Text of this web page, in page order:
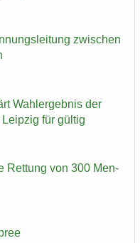
zwi­schen
Wahl­er­geb­nis der
für gül­tig
Ret­tung von 300 Men­